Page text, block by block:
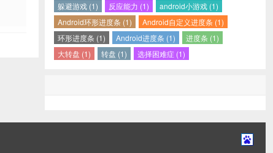
躲避游戏 (1)
反应能力 (1)
android小游戏 (1)
Android环形进度条 (1)
Android自定义进度条 (1)
环形进度条 (1)
Android进度条 (1)
进度条 (1)
大转盘 (1)
转盘 (1) 选择困难症 (1)